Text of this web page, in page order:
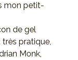
mon petit-
de gel
très pratique,
Monk,